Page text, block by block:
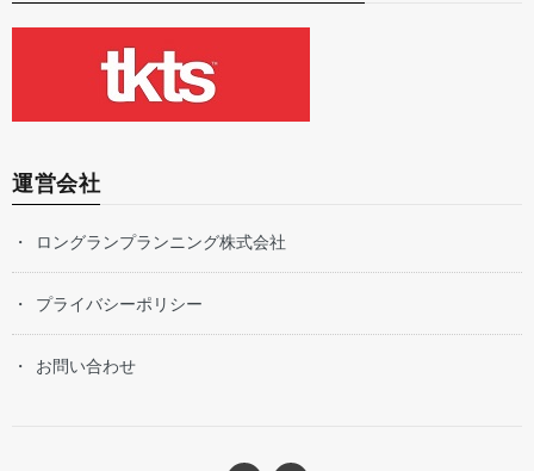
運営会社
ロングランプランニング株式会社
プライバシーポリシー
お問い合わせ